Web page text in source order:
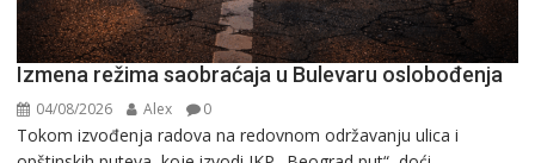
Izmena režima saobraćaja u Bulevaru oslobođenja
04/08/2026 Alex 0
Tokom izvođenja radova na redovnom održavanju ulica i